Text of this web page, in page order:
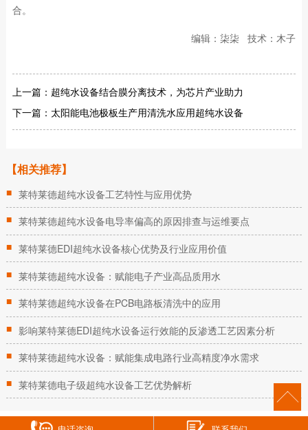
合。
编辑：柒柒 技术：木子
上一篇： 超纯水设备结合膜分离技术，为芯片产业助力
下一篇： 太阳能电池极板生产用清洗水应用超纯水设备
【相关推荐】
■ 莱特莱德超纯水设备工艺特性与应用优势
■ 莱特莱德超纯水设备电导率偏高的原因排查与运维要点
■ 莱特莱德EDI超纯水设备核心优势及行业应用价值
■ 莱特莱德超纯水设备：赋能电子产业高品质用水
■ 莱特莱德超纯水设备在PCB电路板清洗中的应用
■ 影响莱特莱德EDI超纯水设备运行效能的反渗透工艺因素分析
■ 莱特莱德超纯水设备：赋能集成电路行业高精度净水需求
■ 莱特莱德电子级超纯水设备工艺优势解析